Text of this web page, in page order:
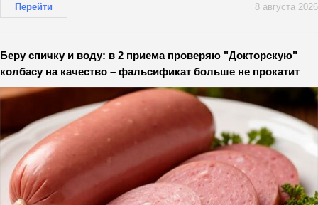
Перейти 8 августа 2026
Беру спичку и воду: в 2 приема проверяю "Докторскую"
колбасу на качество – фальсификат больше не прокатит